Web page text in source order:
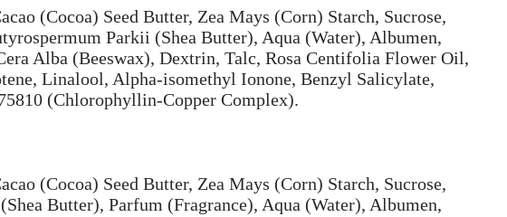
(Cocoa) Seed Butter, Zea Mays (Corn) Starch, Sucrose,
Parkii (Shea Butter), Aqua (Water), Albumen,
Alba (Beeswax), Dextrin, Talc, Rosa Centifolia Flower Oil,
Linalool, Alpha-isomethyl Ionone, Benzyl Salicylate,
(Chlorophyllin-Copper Complex).
(Cocoa) Seed Butter, Zea Mays (Corn) Starch, Sucrose,
Butter), Parfum (Fragrance), Aqua (Water), Albumen,